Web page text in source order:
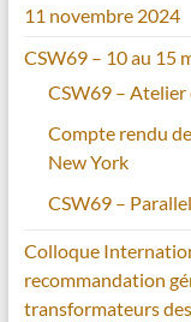
11 novembre 2024
CSW69 – 10 au 15
CSW69 – Atelier
Compte rendu
New York
CSW69 –
Colloque
recommandation
transformateurs